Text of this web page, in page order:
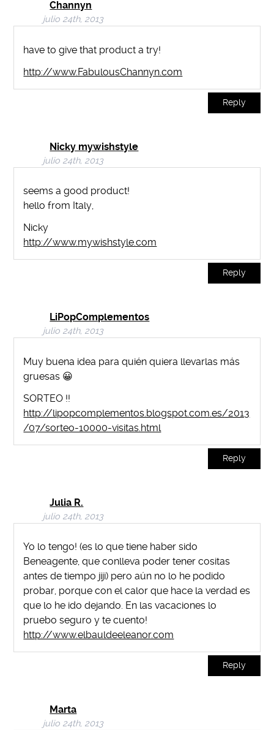
Channyn
julio 24th, 2013
have to give that product a try!
http://www.FabulousChannyn.com
Reply
Nicky mywishstyle
julio 24th, 2013
seems a good product!
hello from Italy,
Nicky
http://www.mywishstyle.com
Reply
LiPopComplementos
julio 24th, 2013
Muy buena idea para quién quiera llevarlas más
gruesas 😀
SORTEO !!
http://lipopcomplementos.blogspot.com.es/2013
/07/sorteo-10000-visitas.html
Reply
Julia R.
julio 24th, 2013
Yo lo tengo! (es lo que tiene haber sido
Beneagente, que conlleva poder tener cositas
antes de tiempo jiji) pero aún no lo he podido
probar, porque con el calor que hace la verdad es
que lo he ido dejando. En las vacaciones lo
pruebo seguro y te cuento!
http://www.elbauldeeleanor.com
Reply
Marta
julio 24th, 2013